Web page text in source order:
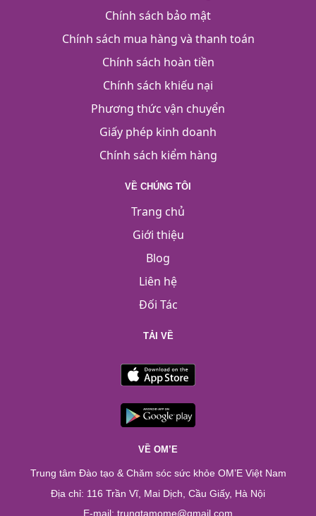
Chính sách bảo mật
Chính sách mua hàng và thanh toán
Chính sách hoàn tiền
Chính sách khiếu nại
Phương thức vận chuyển
Giấy phép kinh doanh
Chính sách kiểm hàng
VỀ CHÚNG TÔI
Trang chủ
Giới thiệu
Blog
Liên hệ
Đối Tác
TẢI VỀ
VỀ OM’E
Trung tâm Đào tạo & Chăm sóc sức khỏe OM’E Việt Nam
Địa chỉ: 116 Trần Vĩ, Mai Dịch, Cầu Giấy, Hà Nội
E-mail: trungtamome@gmail.com